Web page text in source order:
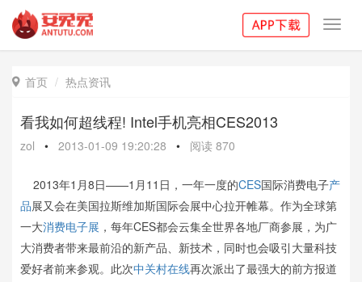
 首页 热点资讯
看我如何超线程! Intel手机亮相CES2013
zol • 2013-01-09 19:20:28 • 阅读 870
2013年1月8日——1月11日，一年一度的CES国际消费电子产
品展又会在美国拉斯维加斯国际会展中心拉开帷幕。作为全球第
一大消费电子展 ，每年CES都会云集全世界各地厂商参展，为广
大消费者带来最前沿的新产品、新技术，同时也会吸引大量科技
爱好者前来参观。此次中关村在线再次派出了最强大的前方报道